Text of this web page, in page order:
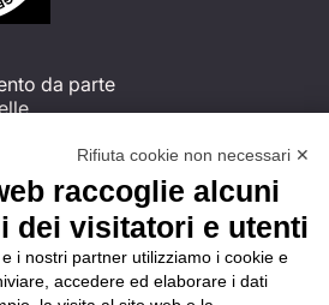
da parte
Condotta, è
un
di
utilizzando
Rifiuta cookie non necessari ✕
raccoglie alcuni
dei visitatori e utenti
i nostri partner utilizziamo i cookie e
accedere ed elaborare i dati